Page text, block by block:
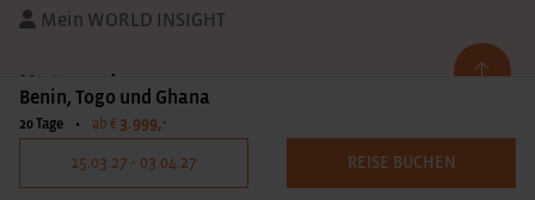
Benin, Togo und Ghana
20 Tage • ab € 3.999,-
15.03.27 - 03.04.27 REISE BUCHEN
Mein WORLD INSIGHT
Unternehmen
Unser Team
Jobs